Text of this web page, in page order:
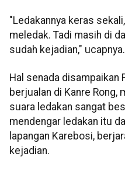
"Ledakannya keras
meledak. Tadi masih di
sudah kejadian," ucapnya.
Hal senada disampaikan
berjualan di Kanre Rong,
suara ledakan sangat
mendengar ledakan itu
lapangan Karebosi,
kejadian.